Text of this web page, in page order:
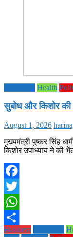
Health
सुबोध और किशोर की
August 1, 2026
मुख्यमंत्री पुष्कर सिंह
किशोर उपाध्याय ने की
Facebook
Twitter
WhatsApp
Share
Business